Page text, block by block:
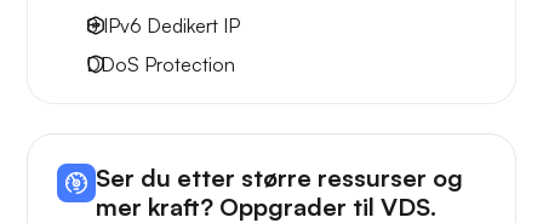
8 IPv6 Dedikert IP
DDoS Protection
Ser du etter større ressurser og
mer kraft? Oppgrader til VDS.